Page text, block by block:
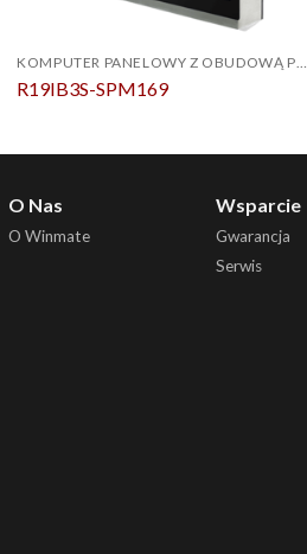
KOMPUTER PANELOWY Z OBUDOWĄ PCAP ZE STALI NIERDZEWNEJ IP69K
R19IB3S-SPM169
O Nas
O Winmate
Wsparcie
Gwarancja
Serwis